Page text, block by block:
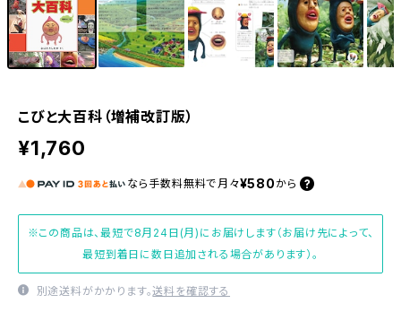
こびと大百科（増補改訂版）
¥1,760
なら 手数料無料で 月々¥580 から
※この商品は、最短で8月24日(月)にお届けします（お届け先によって、
最短到着日に数日追加される場合があります）。
別途送料がかかります。送料を確認する